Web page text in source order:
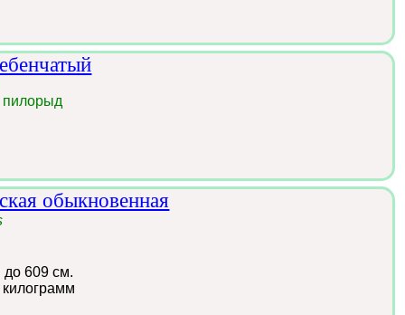
обыкновенная
до 609 см.